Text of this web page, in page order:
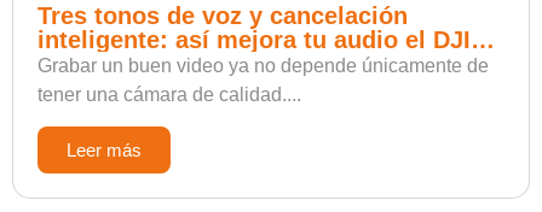
Tres tonos de voz y cancelación
inteligente: así mejora tu audio el DJI
Mic Mini 2
Grabar un buen video ya no depende únicamente de
tener una cámara de calidad....
Leer más